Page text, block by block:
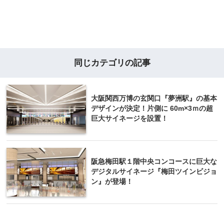
同じカテゴリの記事
大阪関西万博の玄関口『夢洲駅』の基本
デザインが決定！片側に 60m×3ｍの超
巨大サイネージを設置！
阪急梅田駅１階中央コンコースに巨大な
デジタルサイネージ『梅田ツインビジョ
ン』が登場！